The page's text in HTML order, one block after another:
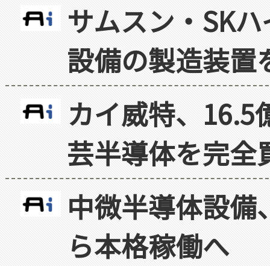
サムスン・SK
設備の製造装置
カイ威特、16.5
芸半導体を完全
中微半導体設
ら本格稼働へ